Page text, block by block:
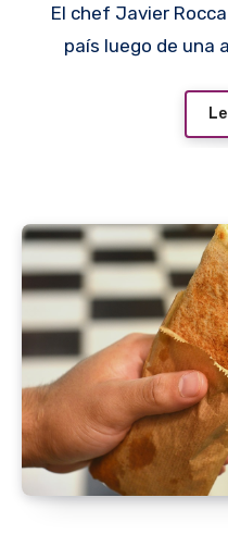
El chef Javier Rocca volvió recientemente al
país luego de una